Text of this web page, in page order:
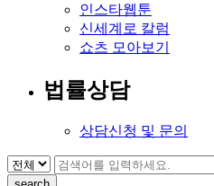
인스타웹툰
신세계로 칼럼
쇼츠 모아보기
법률상담
상담신청 및 문의